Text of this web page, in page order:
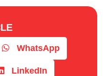
WhatsApp
LinkedIn